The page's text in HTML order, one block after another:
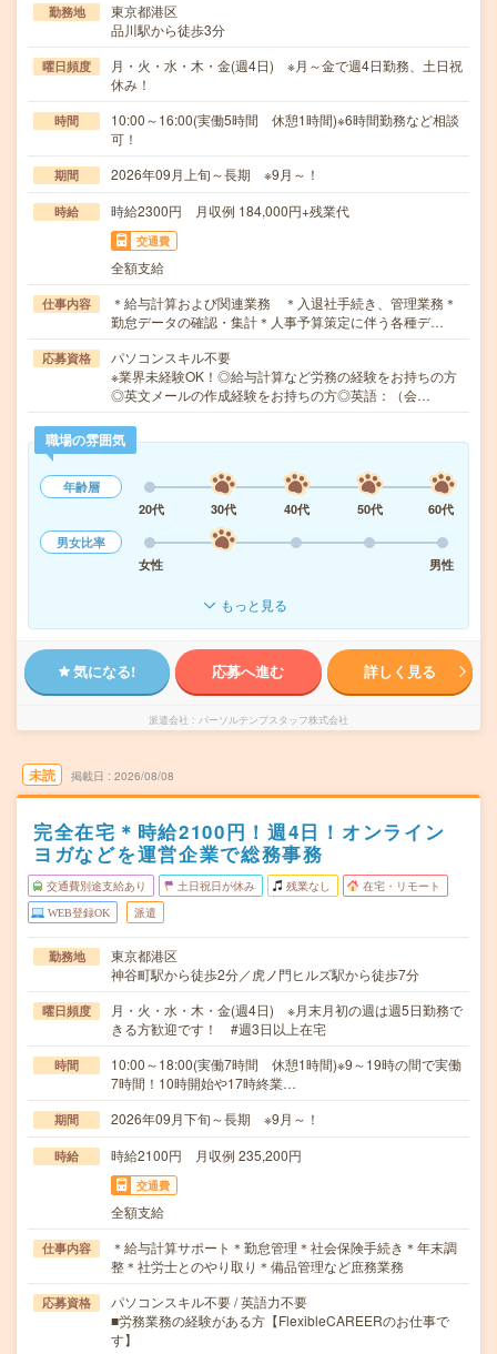
勤務地
東京都港区
品川駅から徒歩3分
曜日頻度
月・火・水・木・金(週4日) ※月～金で週4日勤務、土日祝
休み！
時間
10:00～16:00(実働5時間 休憩1時間)※6時間勤務など相談
可！
期間 2026年09月上旬～長期 ※9月～！
時給 時給2300円 月収例 184,000円+残業代
交通費
全額支給
仕事内容
＊給与計算および関連業務 ＊入退社手続き、管理業務＊
勤怠データの確認・集計＊人事予算策定に伴う各種デ…
応募資格
パソコンスキル不要
※業界未経験OK！◎給与計算など労務の経験をお持ちの方
◎英文メールの作成経験をお持ちの方◎英語：（会…
職場の雰囲気
年齢層
20代
30代 40代 50代
60代
男女比率
女性
男性
もっと見る
気になる! 応募へ進む 詳しく見る
派遣会社 パーソルテンプスタッフ株式会社
未読 掲載日 2026/08/08
完全在宅＊時給2100円！週4日！オンライン
ヨガなどを運営企業で総務事務
交通費別途支給あり 土日祝日が休み 残業なし 在宅・リモート
WEB登録OK 派遣
勤務地
東京都港区
神谷町駅から徒歩2分／虎ノ門ヒルズ駅から徒歩7分
曜日頻度
月・火・水・木・金(週4日) ※月末月初の週は週5日勤務で
きる方歓迎です！ #週3日以上在宅
時間
10:00～18:00(実働7時間 休憩1時間)※9～19時の間で実働
7時間！10時開始や17時終業…
期間 2026年09月下旬～長期 ※9月～！
時給 時給2100円 月収例 235,200円
交通費
全額支給
仕事内容
＊給与計算サポート＊勤怠管理＊社会保険手続き＊年末調
整＊社労士とのやり取り＊備品管理など庶務業務
応募資格
パソコンスキル不要 / 英語力不要
■労務業務の経験がある方【FlexibleCAREERのお仕事で
す】